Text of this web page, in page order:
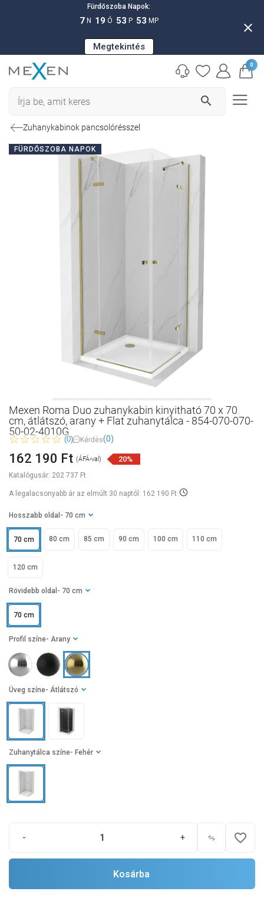
Fürdőszoba Napok:
7 N 19 Ó 53 P 52 MP
Megtekintés
close
search
0
Zuhanykabinok pancsolórésszel
FÜRDŐSZOBA NAPOK
Mexen Roma Duo zuhanykabin kinyitható 70 x 70
cm, átlátszó, arany + Flat zuhanytálca - 854-070-070-
50-02-4010G
(0) Kérdés(0)
Katalógusár: 202 737 Ft
162 190 Ft (ÁFÁ-val) 20%
A legalacsonyabb ár az elmúlt 30 naptól: 162 190 Ft
Hosszabb oldal - 70 cm
70 cm 80 cm 85 cm 90 cm 100 cm 110 cm
120 cm
Rövidebb oldal - 70 cm
70 cm
Üveg színe - Átlátszó
Profil színe - Arany
Zuhanytálca színe - Fehér
- + favorite_border
Kosárba